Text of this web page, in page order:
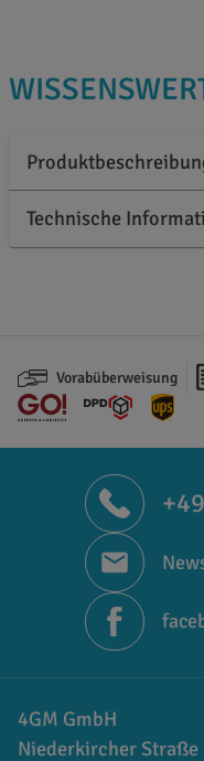
Technische
Vorabüberweisung
4GM GmbH
Niederkircher Straße